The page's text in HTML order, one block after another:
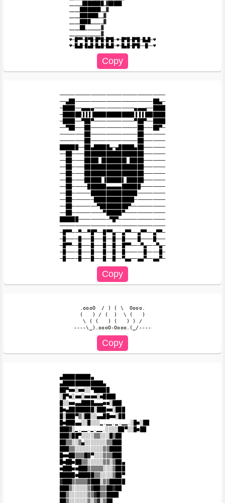
_____████████_▓█████
____████████__▓
____███████__▓
____████_____▓
____██______▓
____________▓
♥─█▀▀─█▀█─█▀█─█▀█─♥─█▀█─█▀█─█▄█─♥
♥─█▄█─█▄█─█▄█─█▄█─♥─█▄█─█▀█──█──♥
──────────────────────────────────
──▄██─────────────────────────██▄─
─████──▄▄▄▄─────────────▄▄▄▄──████
─██████▐▐▐▐█████████████▐▐▐▐██████
─████──▀██▀─────────────▀██▀──████
──▀██───██───────────────██───██▀─
────────██───────────────██───────
────────██───────────────██───────
██████──██▄█████▄─▄█████▄██───────
──██────███████████████████───────
──██────████▌▐███████▌▐████───────
──██────███████████████████───────
──██────███████████████████───────
──██────█████▌▐█████▌▐█████───────
──██─────██████▄▄▄▄▄██████────────
──██──────███████████████─────────
──██───────█████████████──────────
──██────────▀█████████▀───────────
──██──────────▀█████▀─────────────
██████──────────▀█▀───────────────
──────────────────────────────────
─█▀▀──▀──▀█▀──█▀▀▄──▄▀▀──▄▀▀──▄▀▀─
─█────█───█───█──█──█────█────█───
─█▀▀──█───█───█──█──█▀▀───▀▄───▀▄─
─█────█───█───█──█──█──────█────█─
─█────█───█───█──█──▀▄▄──▄▄▀──▄▄▀─
  .oooO  / ) ( \  Oooo.
  (   ) / (  )  \ (   )
   \ ( (   ) (   ) ) /
▄█████████▄
▄█████████████▄
██▀■■░■■░░▀█████
░█▀■░■■░■■■■░■████
█░░■■▄▄████▄▄▄■■░███
█■▄████████░███■■░███
█░███▀▒░██░░▄▄██■■░██
█■███▄▄░░█░░░̳.̳̳.̳.̳̳.░█■░██
███▓░̳.̳̳.̳.̳̳.░░░░██▀░░█■██
███▒██▀░░░░▒▒░░░█▒██
██▒▒░░▒▄░░░░░░░▒▒███
███▒▒░░░░░░░░░▒▒████
█■■██▒▒▒█▓▀░░░▒▒▒███
█■██■██▒▒░░░░░▒▒░▒██▄
■███■■███▒▒▒▒▒░░░▒███
█████■█████▒▒░░░░▒██▀
▓███▒▒▒▒▒▓███░▒▒█████
███▒░░░░░▒▓██▒▒██▓██
██▒░░░░░░▒▒▓█▒▒████
██▒░░░░░░▒░▒▓░▒██